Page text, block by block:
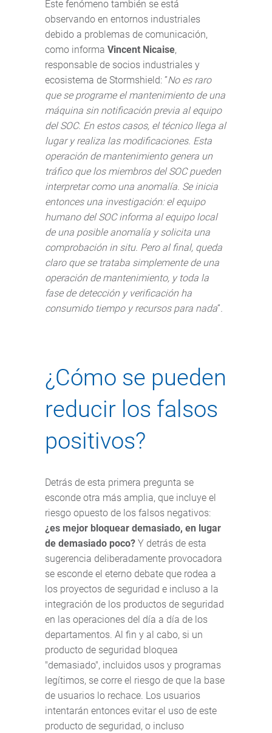
Este fenómeno también se está
observando en entornos industriales
debido a problemas de comunicación,
como informa Vincent Nicaise,
responsable de socios industriales y
ecosistema de Stormshield: ”No es raro
que se programe el mantenimiento de una
máquina sin notificación previa al equipo
del SOC. En estos casos, el técnico llega al
lugar y realiza las modificaciones. Esta
operación de mantenimiento genera un
tráfico que los miembros del SOC pueden
interpretar como una anomalía. Se inicia
entonces una investigación: el equipo
humano del SOC informa al equipo local
de una posible anomalía y solicita una
comprobación in situ. Pero al final, queda
claro que se trataba simplemente de una
operación de mantenimiento, y toda la
fase de detección y verificación ha
consumido tiempo y recursos para nada”.
¿Cómo se pueden
reducir los falsos
positivos?
Detrás de esta primera pregunta se
esconde otra más amplia, que incluye el
riesgo opuesto de los falsos negativos:
¿es mejor bloquear demasiado, en lugar
de demasiado poco? Y detrás de esta
sugerencia deliberadamente provocadora
se esconde el eterno debate que rodea a
los proyectos de seguridad e incluso a la
integración de los productos de seguridad
en las operaciones del día a día de los
departamentos. Al fin y al cabo, si un
producto de seguridad bloquea
"demasiado", incluidos usos y programas
legítimos, se corre el riesgo de que la base
de usuarios lo rechace. Los usuarios
intentarán entonces evitar el uso de este
producto de seguridad, o incluso